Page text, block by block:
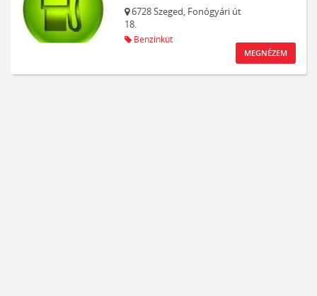
6728Szeged, Fonógyári út
18.
Benzinkút
MEGNÉZEM